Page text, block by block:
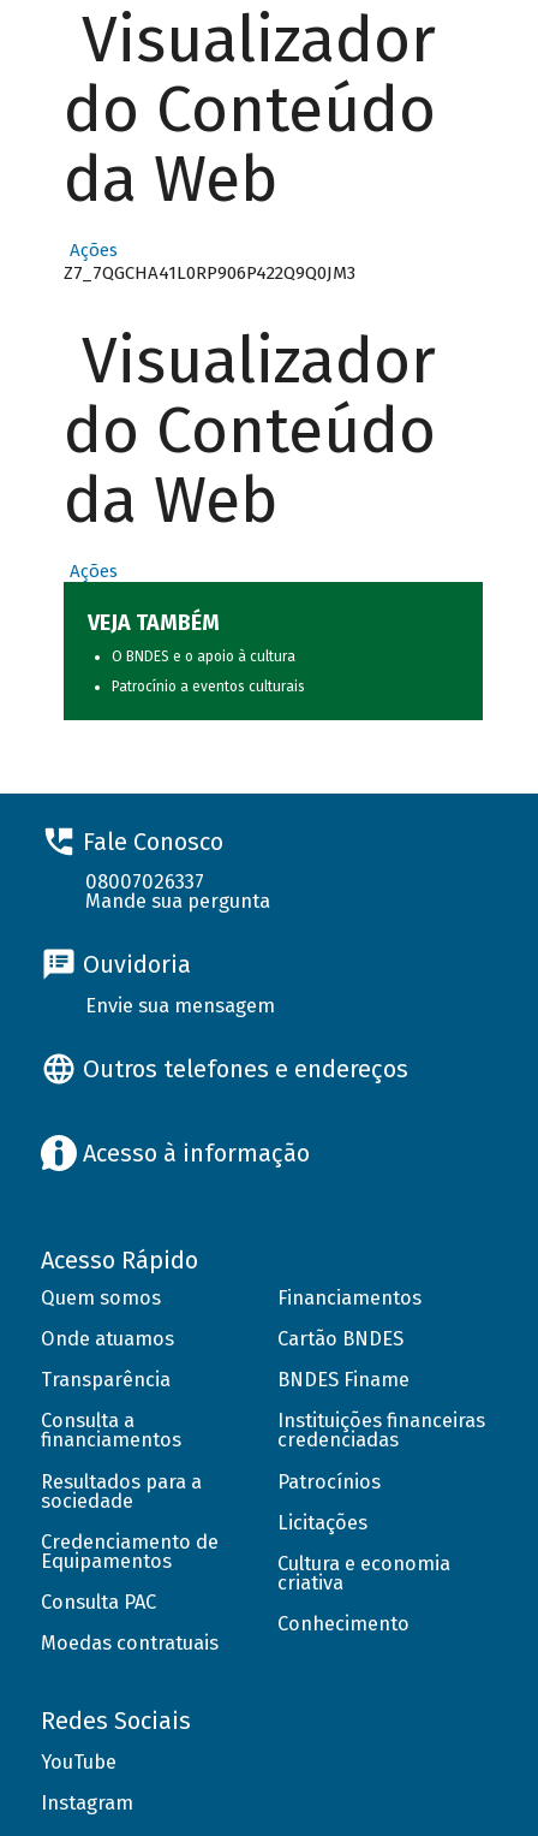
Visualizador
do Conteúdo
da Web
Ações
Z7_7QGCHA41L0RP906P422Q9Q0JM3
Visualizador
do Conteúdo
da Web
Ações
VEJA TAMBÉM
O BNDES e o apoio à cultura
Patrocínio a eventos culturais
Fale Conosco
08007026337
Mande sua pergunta
Ouvidoria
Envie sua mensagem
Outros telefones e endereços
Acesso à informação
Acesso Rápido
Quem somos
Onde atuamos
Transparência
Consulta a
financiamentos
Resultados para a
sociedade
Credenciamento de
Equipamentos
Consulta PAC
Moedas contratuais
Financiamentos
Cartão BNDES
BNDES Finame
Instituições financeiras
credenciadas
Patrocínios
Licitações
Cultura e economia
criativa
Conhecimento
Redes Sociais
YouTube
Instagram